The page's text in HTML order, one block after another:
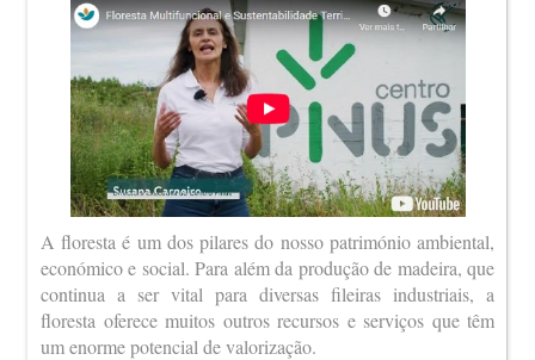
A floresta é um dos pilares do nosso património ambiental,
económico e social. Para além da produção de madeira, que
continua a ser vital para diversas fileiras industriais, a
floresta oferece muitos outros recursos e serviços que têm
um enorme potencial de valorização.